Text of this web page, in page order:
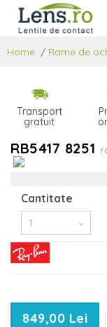
Home / Rame de
Transport
gratuit
RB5417 8251
Cantitate
849,00 Lei